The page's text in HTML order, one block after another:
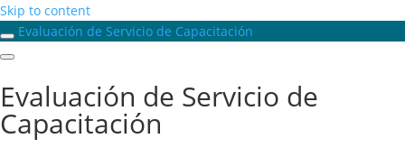
Skip to content
Evaluación de Servicio de Capacitación
Evaluación de Servicio de
Capacitación